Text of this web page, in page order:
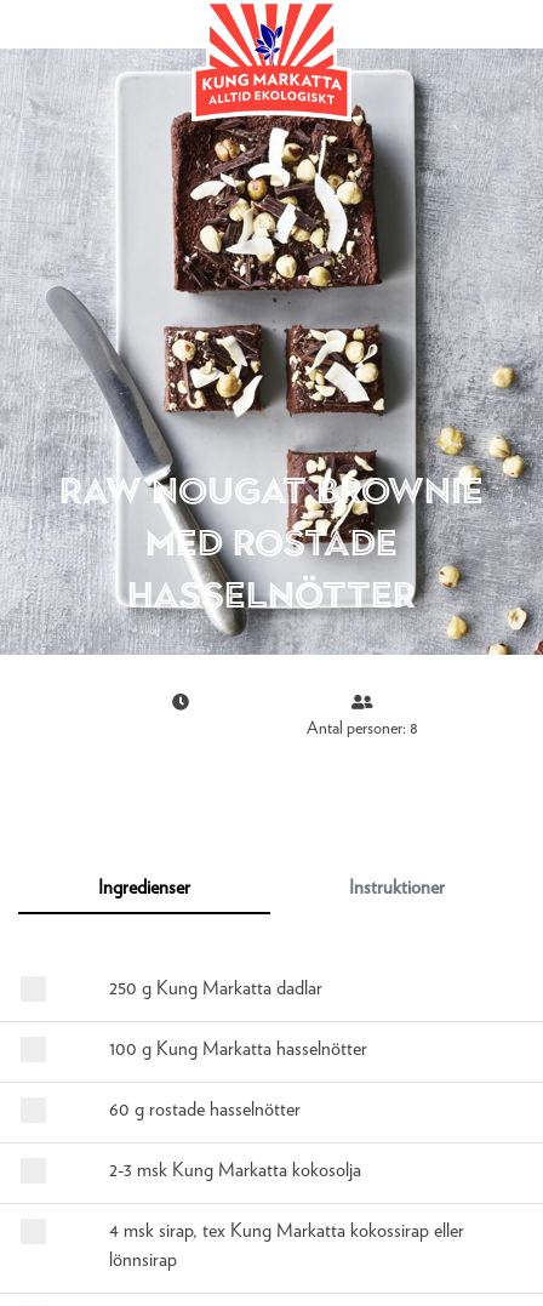
Raw nougat brownie
med rostade
hasselnötter
Bakning
Antal personer: 8
Ingredienser Instruktioner
250 g Kung Markatta dadlar
100 g Kung Markatta hasselnötter
60 g rostade hasselnötter
2-3 msk Kung Markatta kokosolja
4 msk sirap, tex Kung Markatta kokossirap eller
lönnsirap